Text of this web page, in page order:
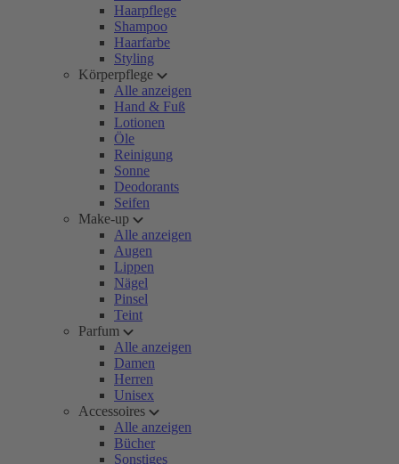
Haarpflege
Shampoo
Haarfarbe
Styling
Körperpflege
Alle anzeigen
Hand & Fuß
Lotionen
Öle
Reinigung
Sonne
Deodorants
Seifen
Make-up
Alle anzeigen
Augen
Lippen
Nägel
Pinsel
Teint
Parfum
Alle anzeigen
Damen
Herren
Unisex
Accessoires
Alle anzeigen
Bücher
Sonstiges